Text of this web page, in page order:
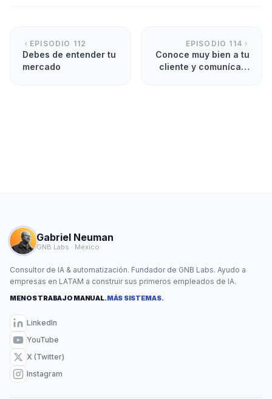
EPISODIO 112
Debes de entender tu
mercado
EPISODIO 114
Conoce muy bien a tu
cliente y comunícate
Gabriel Neuman
GNB Labs · México
Consultor de IA & automatización. Fundador de GNB Labs. Ayudo a
empresas en LATAM a construir sus primeros empleados de IA.
MENOS TRABAJO MANUAL.MÁS SISTEMAS.
LinkedIn
YouTube
X (Twitter)
Instagram